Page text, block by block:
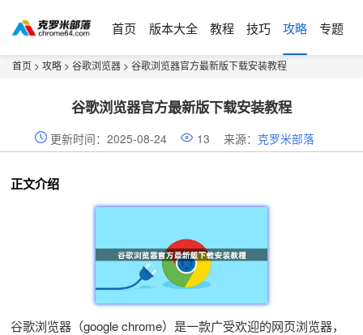
首页 版本大全 教程 技巧 攻略 专题
首页 > 攻略 > 谷歌浏览器 > 谷歌浏览器官方最新版下载安装教程
谷歌浏览器官方最新版下载安装教程
更新时间：2025-08-24 13 来源： 克罗米部落
正文介绍
谷歌浏览器（google chrome）是一款广受欢迎的网页浏览器，